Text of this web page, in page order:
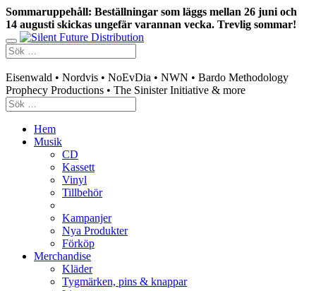
Sommaruppehåll: Beställningar som läggs mellan 26 juni och
14 augusti skickas ungefär varannan vecka. Trevlig sommar!
Eisenwald • Nordvis • NoEvDia • NWN • Bardo Methodology
Prophecy Productions • The Sinister Initiative & more
Hem
Musik
CD
Kassett
Vinyl
Tillbehör
Kampanjer
Nya Produkter
Förköp
Merchandise
Kläder
Tygmärken, pins & knappar